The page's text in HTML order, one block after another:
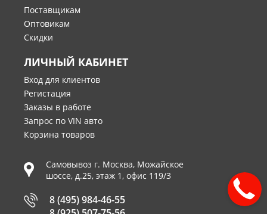
Поставщикам
Оптовикам
Скидки
ЛИЧНЫЙ КАБИНЕТ
Вход для клиентов
Регистация
Заказы в работе
Запрос по VIN авто
Корзина товаров
Самовывоз г. Москва, Можайское
шоссе, д.25, этаж 1, офис 119/3
8 (495) 984-46-55